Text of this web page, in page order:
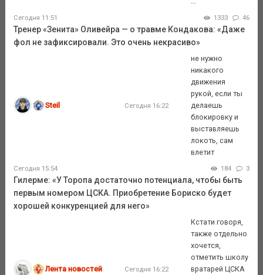
Сегодня 11:51 1333 46
Тренер «Зенита» Оливейра — о травме Кондакова: «Даже
фол не зафиксировали. Это очень некрасиво»
Steil Сегодня 16:22
не нужно
никакого
движения
рукой, если ты
делаешь
блокировку и
выставляешь
локоть, сам
влетит
Сегодня 15:54 184 3
Гилерме: «У Торопа достаточно потенциала, чтобы быть
первым номером ЦСКА. Приобретение Бориско будет
хорошей конкуренцией для него»
Лента новостей Сегодня 16:22
Кстати говоря,
также отдельно
хочется,
отметить школу
вратарей ЦСКА